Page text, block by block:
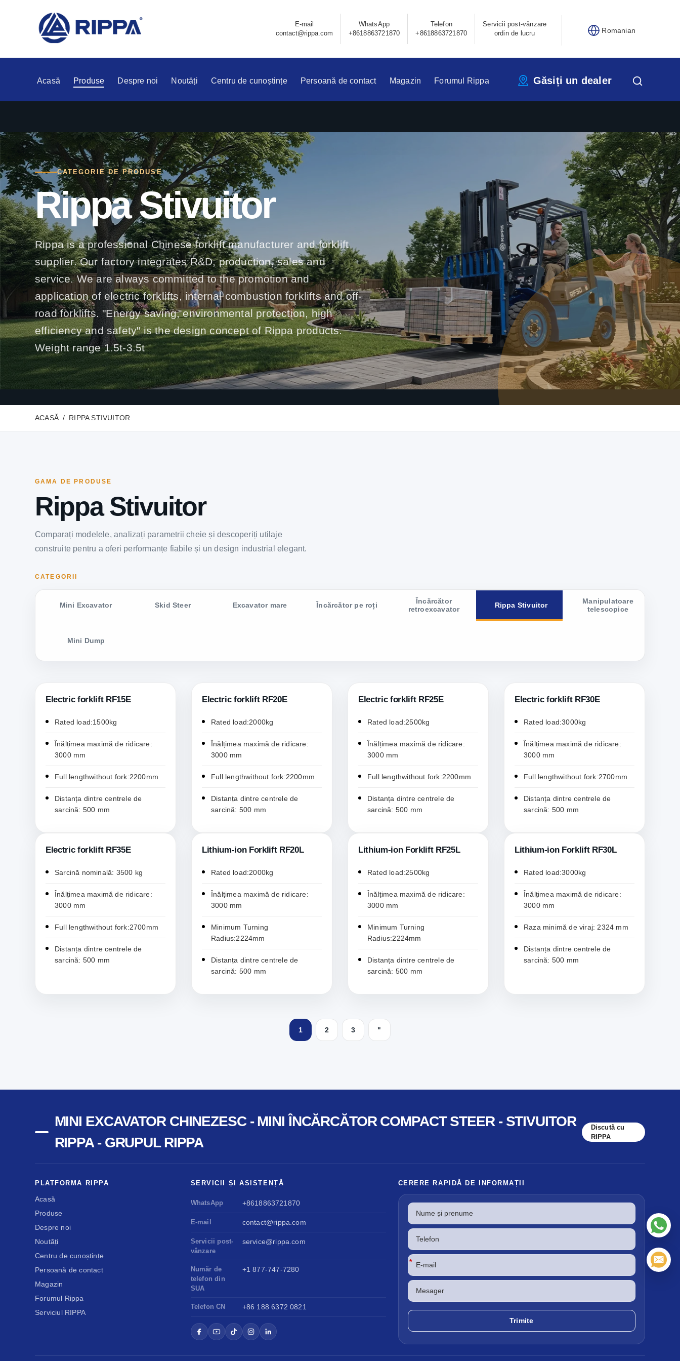
E-mail
contact@rippa.com
WhatsApp
+8618863721870
Telefon
+8618863721870
Servicii post-vânzare
ordin de lucru
Romanian
Acasă Produse Despre noi Noutăți Centru de cunoștințe Persoană de contact Magazin Forumul Rippa Găsiți un dealer
CATEGORIE DE PRODUSE
Rippa Stivuitor
Rippa is a professional Chinese forklift manufacturer and forklift
supplier. Our factory integrates R&D, production, sales and
service. We are always committed to the promotion and
application of electric forklifts, internal combustion forklifts and off-
road forklifts. "Energy saving, environmental protection, high
efficiency and safety" is the design concept of Rippa products.
Weight range 1.5t-3.5t
ACASĂ RIPPA STIVUITOR
GAMA DE PRODUSE
Rippa Stivuitor
Comparați modelele, analizați parametrii cheie și descoperiți utilaje
construite pentru a oferi performanțe fiabile și un design industrial elegant.
CATEGORII
Mini Excavator Skid Steer Excavator mare Încărcător pe roți
Încărcător
retroexcavator
Rippa Stivuitor
Manipulatoare
telescopice
Mini Dump
Electric forklift RF15E
Rated load:1500kg
Înălțimea maximă de ridicare:
3000 mm
Full lengthwithout fork:2200mm
Distanța dintre centrele de
sarcină: 500 mm
Electric forklift RF20E
Rated load:2000kg
Înălțimea maximă de ridicare:
3000 mm
Full lengthwithout fork:2200mm
Distanța dintre centrele de
sarcină: 500 mm
Electric forklift RF25E
Rated load:2500kg
Înălțimea maximă de ridicare:
3000 mm
Full lengthwithout fork:2200mm
Distanța dintre centrele de
sarcină: 500 mm
Electric forklift RF30E
Rated load:3000kg
Înălțimea maximă de ridicare:
3000 mm
Full lengthwithout fork:2700mm
Distanța dintre centrele de
sarcină: 500 mm
Electric forklift RF35E
Sarcină nominală: 3500 kg
Înălțimea maximă de ridicare:
3000 mm
Full lengthwithout fork:2700mm
Distanța dintre centrele de
sarcină: 500 mm
Lithium-ion Forklift RF20L
Rated load:2000kg
Înălțimea maximă de ridicare:
3000 mm
Minimum Turning
Radius:2224mm
Distanța dintre centrele de
sarcină: 500 mm
Lithium-ion Forklift RF25L
Rated load:2500kg
Înălțimea maximă de ridicare:
3000 mm
Minimum Turning
Radius:2224mm
Distanța dintre centrele de
sarcină: 500 mm
Lithium-ion Forklift RF30L
Rated load:3000kg
Înălțimea maximă de ridicare:
3000 mm
Raza minimă de viraj: 2324 mm
Distanța dintre centrele de
sarcină: 500 mm
1 2 3 "
MINI EXCAVATOR CHINEZESC - MINI ÎNCĂRCĂTOR COMPACT STEER - STIVUITOR
RIPPA - GRUPUL RIPPA
Discută cu
RIPPA
PLATFORMA RIPPA
Acasă
Produse
Despre noi
Noutăți
Centru de cunoștințe
Persoană de contact
Magazin
Forumul Rippa
Serviciul RIPPA
SERVICII ȘI ASISTENȚĂ
WhatsApp +8618863721870
E-mail contact@rippa.com
Servicii post-
vânzare
service@rippa.com
Număr de
telefon din
SUA
+1 877-747-7280
Telefon CN +86 188 6372 0821
CERERE RAPIDĂ DE INFORMAȚII
*